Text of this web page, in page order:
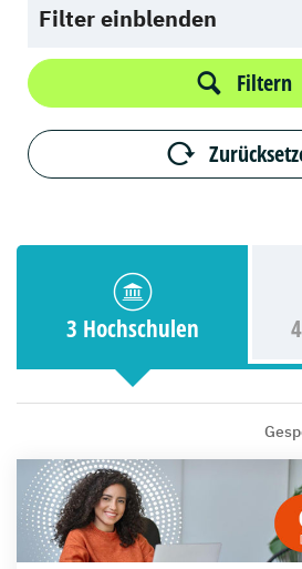
Filter einblenden
Filtern
3 Hochschulen